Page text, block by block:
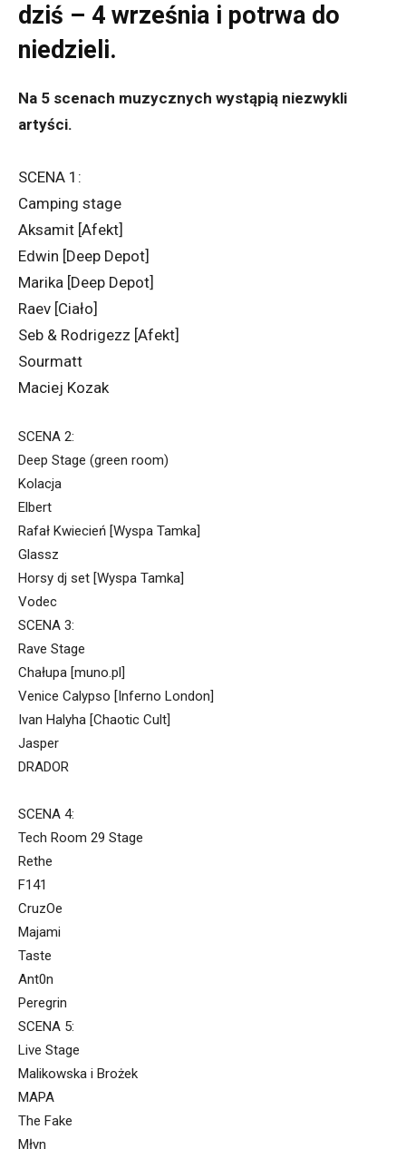
dziś – 4 września i potrwa do
niedzieli.
Na 5 scenach muzycznych wystąpią niezwykli
artyści.
SCENA 1:
Camping stage
Aksamit [Afekt]
Edwin [Deep Depot]
Marika [Deep Depot]
Raev [Ciało]
Seb & Rodrigezz [Afekt]
Sourmatt
Maciej Kozak
SCENA 2:
Deep Stage (green room)
Kolacja
Elbert
Rafał Kwiecień [Wyspa Tamka]
Glassz
Horsy dj set [Wyspa Tamka]
Vodec
SCENA 3:
Rave Stage
Chałupa [muno.pl]
Venice Calypso [Inferno London]
Ivan Halyha [Chaotic Cult]
Jasper
DRADOR
SCENA 4:
Tech Room 29 Stage
Rethe
F141
CruzOe
Majami
Taste
Ant0n
Peregrin
SCENA 5:
Live Stage
Malikowska i Brożek
MAPA
The Fake
Młyn